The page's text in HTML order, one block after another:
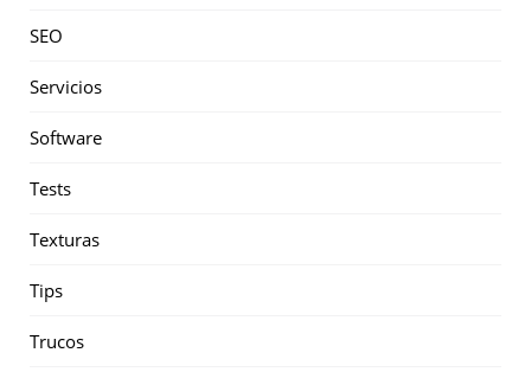
SEO
Servicios
Software
Tests
Texturas
Tips
Trucos